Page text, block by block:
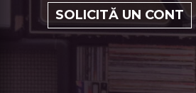
SOLICITĂ UN CONT